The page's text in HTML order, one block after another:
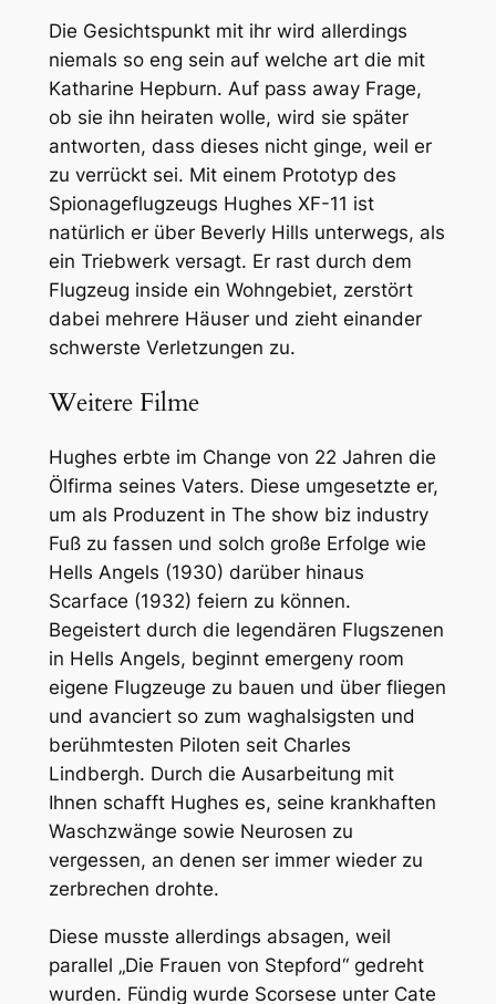
Die Gesichtspunkt mit ihr wird allerdings
niemals so eng sein auf welche art die mit
Katharine Hepburn. Auf pass away Frage,
ob sie ihn heiraten wolle, wird sie später
antworten, dass dieses nicht ginge, weil er
zu verrückt sei. Mit einem Prototyp des
Spionageflugzeugs Hughes XF-11 ist
natürlich er über Beverly Hills unterwegs, als
ein Triebwerk versagt. Er rast durch dem
Flugzeug inside ein Wohngebiet, zerstört
dabei mehrere Häuser und zieht einander
schwerste Verletzungen zu.
Weitere Filme
Hughes erbte im Change von 22 Jahren die
Ölfirma seines Vaters. Diese umgesetzte er,
um als Produzent in The show biz industry
Fuß zu fassen und solch große Erfolge wie
Hells Angels (1930) darüber hinaus
Scarface (1932) feiern zu können.
Begeistert durch die legendären Flugszenen
in Hells Angels, beginnt emergeny room
eigene Flugzeuge zu bauen und über fliegen
und avanciert so zum waghalsigsten und
berühmtesten Piloten seit Charles
Lindbergh. Durch die Ausarbeitung mit
Ihnen schafft Hughes es, seine krankhaften
Waschzwänge sowie Neurosen zu
vergessen, an denen ser immer wieder zu
zerbrechen drohte.
Diese musste allerdings absagen, weil
parallel „Die Frauen von Stepford“ gedreht
wurden. Fündig wurde Scorsese unter Cate